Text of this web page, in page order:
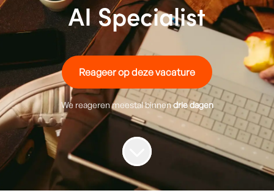
AI Specialist
Reageer op deze vacature
We reageren meestal binnendrie dagen